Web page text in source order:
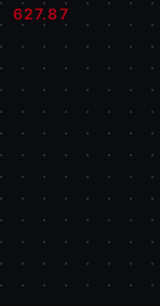
Cena:
Cena:
627.87